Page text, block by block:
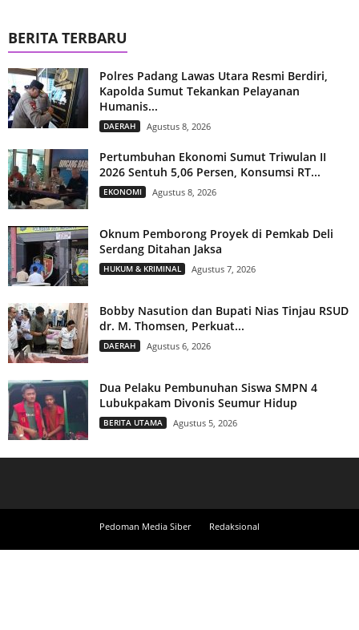
BERITA TERBARU
Polres Padang Lawas Utara Resmi Berdiri,
Kapolda Sumut Tekankan Pelayanan
Humanis...
DAERAH Agustus 8, 2026
Pertumbuhan Ekonomi Sumut Triwulan II
2026 Sentuh 5,06 Persen, Konsumsi RT...
EKONOMI Agustus 8, 2026
Oknum Pemborong Proyek di Pemkab Deli
Serdang Ditahan Jaksa
HUKUM & KRIMINAL Agustus 7, 2026
Bobby Nasution dan Bupati Nias Tinjau RSUD
dr. M. Thomsen, Perkuat...
DAERAH Agustus 6, 2026
Dua Pelaku Pembunuhan Siswa SMPN 4
Lubukpakam Divonis Seumur Hidup
BERITA UTAMA Agustus 5, 2026
Pedoman Media Siber Redaksional